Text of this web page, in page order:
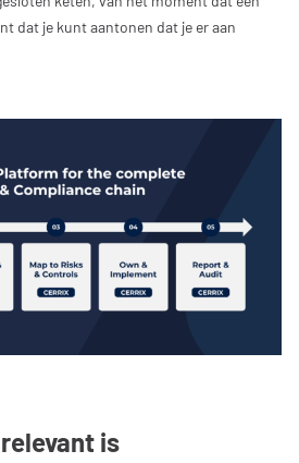
dat je kunt aantonen dat je er aan
is